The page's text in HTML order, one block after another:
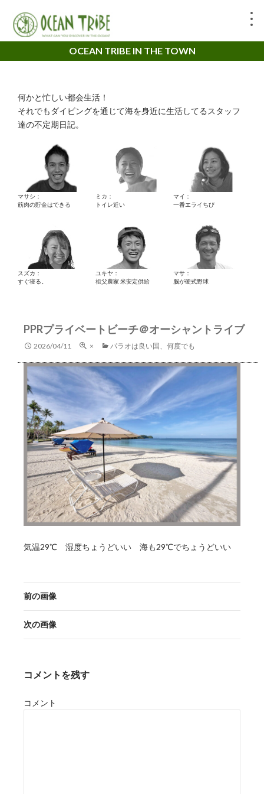
OCEAN TRIBE IN THE TOWN
何かと忙しい都会生活！
それでもダイビングを通じて海を身近に生活してるスタッフ
達の不定期日記。
マサシ：
筋肉の貯金はできる
ミカ：
トイレ近い
マイ：
一番エライちび
スズカ：
すぐ寝る。
ユキヤ：
祖父農家 米安定供給
マサ：
脳が硬式野球
PPRプライベートビーチ＠オーシャントライブ
2026/04/11 × パラオは良い国、何度でも
気温29℃ 湿度ちょうどいい 海も29℃でちょうどいい
前の画像
次の画像
コメントを残す
コメント